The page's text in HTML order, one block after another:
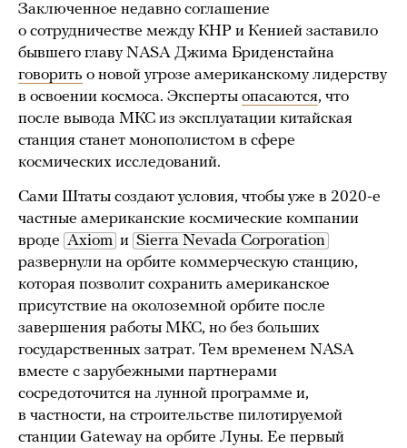
Заключенное недавно соглашение
о сотрудничестве между КНР и Кенией заставило
бывшего главу NASA Джима Бриденстайна
говорить о новой угрозе американскому лидерству
в освоении космоса. Эксперты опасаются, что
после вывода МКС из эксплуатации китайская
станция станет монополистом в сфере
космических исследований.
Сами Штаты создают условия, чтобы уже в 2020-е
частные американские космические компании
вроде Axiom и Sierra Nevada Corporation
развернули на орбите коммерческую станцию,
которая позволит сохранить американское
присутствие на околоземной орбите после
завершения работы МКС, но без больших
государственных затрат. Тем временем NASA
вместе с зарубежными партнерами
сосредоточится на лунной программе и,
в частности, на строительстве пилотируемой
станции Gateway на орбите Луны. Ее первый